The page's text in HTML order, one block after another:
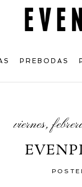
PREBODAS
viernes,